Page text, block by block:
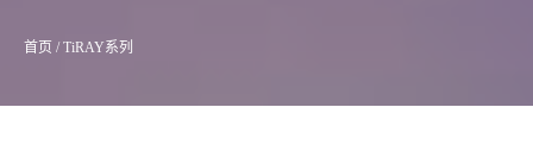
首页 / TiRAY系列